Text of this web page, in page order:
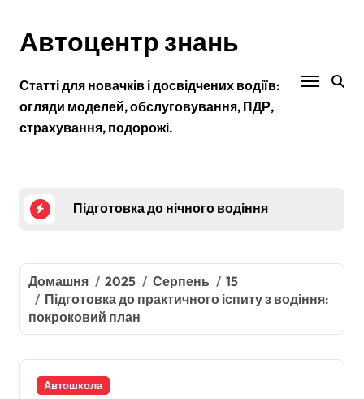
контенту
Автоцентр знань
Статті для новачків і досвідчених водіїв:
огляди моделей, обслуговування, ПДР,
страхування, подорожі.
Підготовка до нічного водіння
Підготовка до складання теоретичного
Як обрати інструктора з водіння для
Як вибрати автошколу у великому місті: на
Домашня 2025 Серпень
15
Підготовка до практичного іспиту з водіння:
покроковий план
Автошкола